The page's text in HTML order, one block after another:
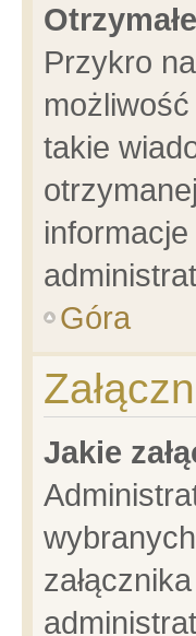
Przykro
takie
Góra
Jakie